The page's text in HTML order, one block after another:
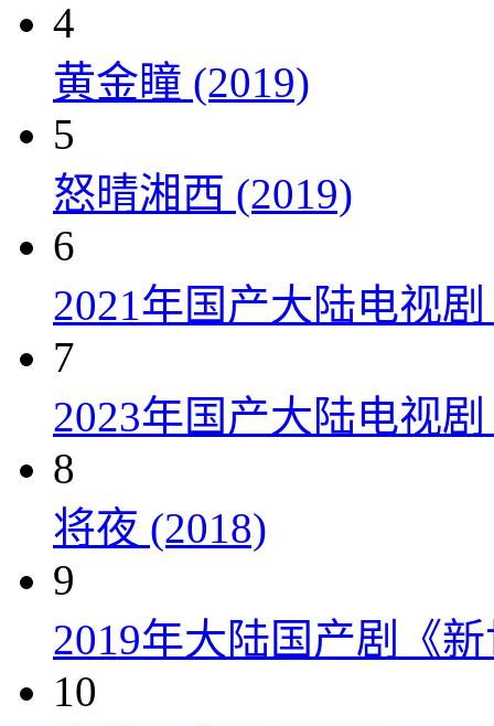
4
黄金瞳 (2019)
5
怒晴湘西 (2019)
6
2021年国产大陆电视
7
2023年国产大陆电视
8
将夜 (2018)
9
2019年大陆国产剧《
10